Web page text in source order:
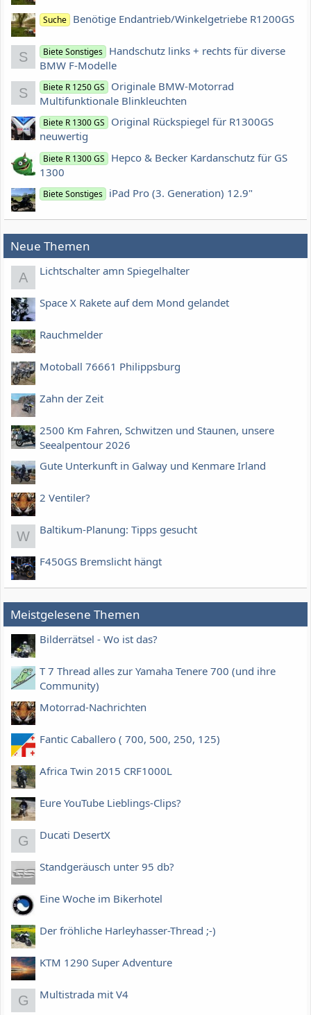
Suche Benötige Endantrieb/Winkelgetriebe R1200GS
S Biete Sonstiges Handschutz links + rechts für diverse
BMW F-Modelle
S Biete R 1250 GS
Originale BMW-Motorrad
Multifunktionale Blinkleuchten
Biete R 1300 GS
Original Rückspiegel für R1300GS
neuwertig
Biete R 1300 GS
Hepco & Becker Kardanschutz für GS
1300
Biete Sonstiges iPad Pro (3. Generation) 12.9"
Neue Themen
A Lichtschalter amn Spiegelhalter
Space X Rakete auf dem Mond gelandet
Rauchmelder
Motoball 76661 Philippsburg
Zahn der Zeit
2500 Km Fahren, Schwitzen und Staunen, unsere
Seealpentour 2026
Gute Unterkunft in Galway und Kenmare Irland
2 Ventiler?
W Baltikum-Planung: Tipps gesucht
F450GS Bremslicht hängt
Meistgelesene Themen
Bilderrätsel - Wo ist das?
T 7 Thread alles zur Yamaha Tenere 700 (und ihre
Community)
Motorrad-Nachrichten
Fantic Caballero ( 700, 500, 250, 125)
Africa Twin 2015 CRF1000L
Eure YouTube Lieblings-Clips?
G Ducati DesertX
Standgeräusch unter 95 db?
Eine Woche im Bikerhotel
Der fröhliche Harleyhasser-Thread ;-)
KTM 1290 Super Adventure
G Multistrada mit V4